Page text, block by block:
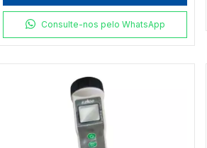
DE ÁGUA, CÉLULA DE
CONDUTIVIDADE TIPO
REPOSIÇÃO - MODELO: 6061
Consulte-nos pelo WhatsApp